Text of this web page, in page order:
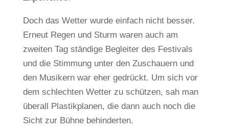
Doch das Wetter wurde einfach nicht besser.
Erneut Regen und Sturm waren auch am
zweiten Tag ständige Begleiter des Festivals
und die Stimmung unter den Zuschauern und
den Musikern war eher gedrückt. Um sich vor
dem schlechten Wetter zu schützen, sah man
überall Plastikplanen, die dann auch noch die
Sicht zur Bühne behinderten.